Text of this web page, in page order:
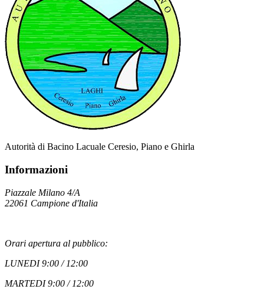
Autorità di Bacino Lacuale Ceresio, Piano e Ghirla
Informazioni
Piazzale Milano 4/A
22061 Campione d'Italia
Orari apertura al pubblico:
LUNEDI 9:00 / 12:00
MARTEDI 9:00 / 12:00